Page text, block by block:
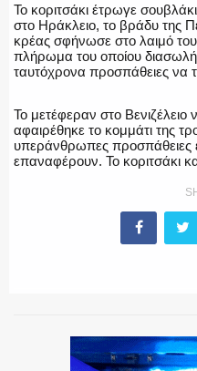
ΕΛΛΗΝΙΚΗ ΑΣΤΥΝΟΜΙΑ
Το κοριτσάκι έτρωγε
στο Ηράκλειο, το βράδυ της
κρέας σφήνωσε στο λαιμό
πλήρωμα του οποίου
ταυτόχρονα προσπάθειες να
Το μετέφεραν στο
αφαιρέθηκε το κομμάτι της
υπεράνθρωπες προσπάθειες
επαναφέρουν. Το κοριτσάκι